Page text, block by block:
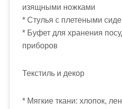
изящными ножками
* Стулья с плетеными
* Буфет для хранения
приборов
Текстиль и декор
* Мягкие ткани: хлопок,